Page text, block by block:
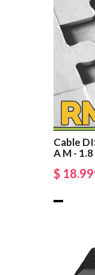
Cable
A M -
$